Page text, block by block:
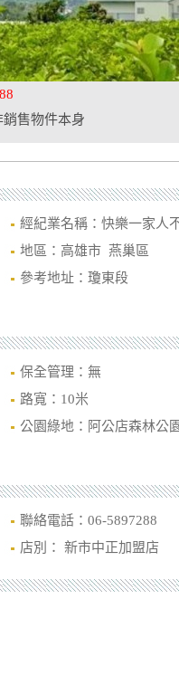
售物件本身
經紀業名稱：快樂一家人
地區：高雄市 燕巢區
參考地址：瓊東段
保全管理：無
路寬：10米
公園綠地：阿公店森林公園
聯絡電話：06-5897288
店別： 新市中正加盟店